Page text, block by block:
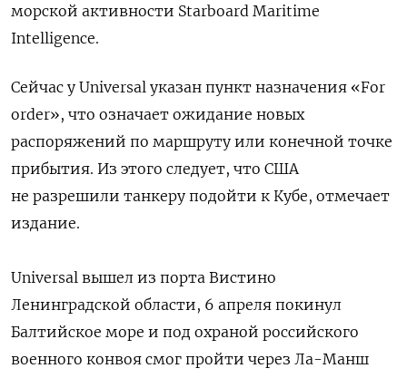
морской активности Starboard Maritime
Intelligence.
Сейчас у Universal указан пункт назначения «For
order», что означает ожидание новых
распоряжений по маршруту или конечной точке
прибытия. Из этого следует, что США
не разрешили танкеру подойти к Кубе, отмечает
издание.
Universal вышел из порта Вистино
Ленинградской области, 6 апреля покинул
Балтийское море и под охраной российского
военного конвоя смог пройти через Ла-Манш